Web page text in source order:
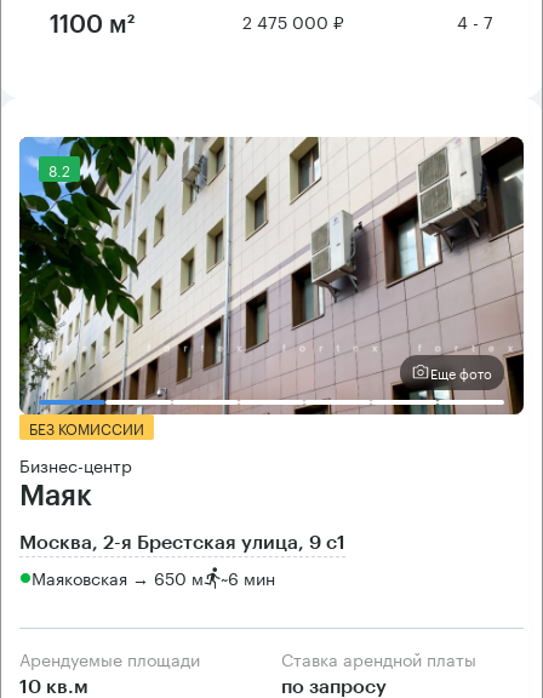
1100 м² 2 475 000 ₽ 4 - 7
8.2
Еще фото
БЕЗ КОМИССИИ
Бизнес-центр
Маяк
Москва, 2-я Брестская улица, 9 с1
Маяковская → 650 м ~6 мин
Арендуемые площади
10 кв.м
Ставка арендной платы
по запросу